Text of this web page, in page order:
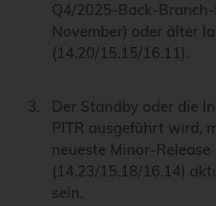
Q4/2025-Back-Branch-
November) oder älter
(14.20/15.15/16.11).
Der Standby oder die
PITR ausgeführt wird,
neueste Minor-Release
(14.23/15.18/16.14)
sein.